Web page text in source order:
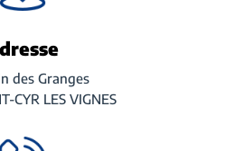
des Granges
CYR LES VIGNES